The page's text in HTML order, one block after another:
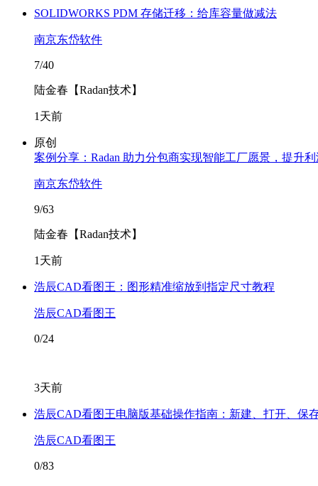
SOLIDWORKS PDM 存储迁移：给库容量做减法
南京东岱软件
7/40
陆金春【Radan技术】
1天前
原创
案例分享：Radan 助力分包商实现智能工厂愿景，提升
南京东岱软件
9/63
陆金春【Radan技术】
1天前
浩辰CAD看图王：图形精准缩放到指定尺寸教程
浩辰CAD看图王
0/24
3天前
浩辰CAD看图王电脑版基础操作指南：新建、打开、保
浩辰CAD看图王
0/83